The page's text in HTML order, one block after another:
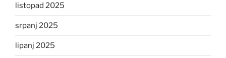
listopad 2025
srpanj 2025
lipanj 2025